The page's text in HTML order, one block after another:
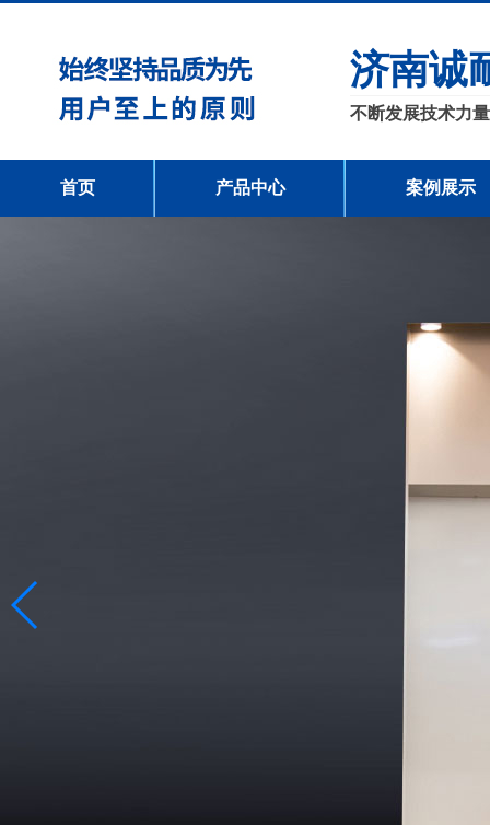
济南诚
不断发展技术力
首页 产品中心 案例展示